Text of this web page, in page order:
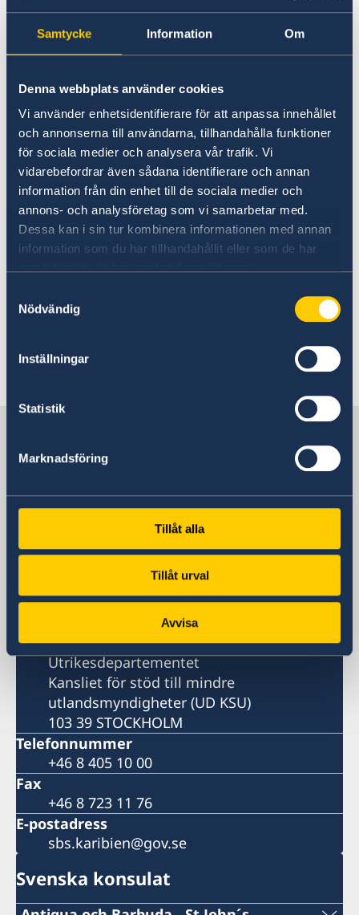
Samtycke Information Om
Denna webbplats använder cookies
Vi använder enhetsidentifierare för att anpassa innehållet
och annonserna till användarna, tillhandahålla funktioner
för sociala medier och analysera vår trafik. Vi
vidarebefordrar även sådana identifierare och annan
information från din enhet till de sociala medier och
annons- och analysföretag som vi samarbetar med.
Dessa kan i sin tur kombinera informationen med annan
information som du har tillhandahållit eller som de har
Nödvändig
Inställningar
Statistik
Marknadsföring
Tillåt alla
Tillåt urval
Avvisa
1 april
Annandag påsk
Labour Day
20 maj
Annandag pingst
8 - 9 juli
Karneval
1 augusti
Emancipation Day
27 - 28 oktober
25-26 december
(Stockholmsbaserad)
Besöksadress
De Stockholmsbaserade
utlandsmyndigheterna har inte öppet för
besökare. Kontakta oss via epost eller
telefon enligt ovan.
Postadress
Utrikesdepartementet
Kansliet för stöd till mindre
utlandsmyndigheter (UD KSU)
103 39 STOCKHOLM
Telefonnummer
+46 8 405 10 00
Fax
+46 8 723 11 76
E-postadress
sbs.karibien@gov.se
Svenska konsulat